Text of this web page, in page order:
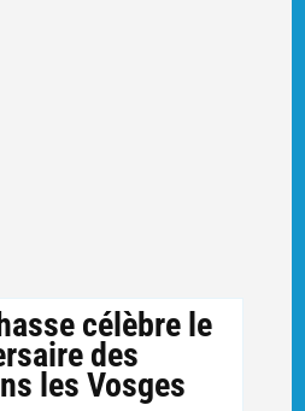
célèbre le
des
les Vosges